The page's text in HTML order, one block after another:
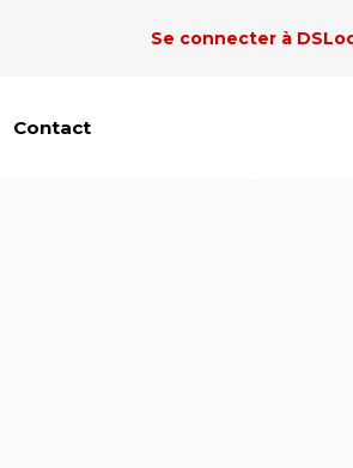
Se connecter à
Contact